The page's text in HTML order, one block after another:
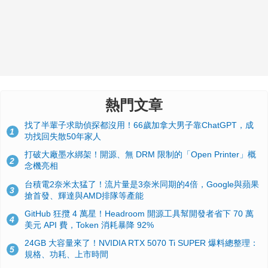
熱門文章
1
找了半輩子求助偵探都沒用！66歲加拿大男子靠ChatGPT，成
功找回失散50年家人
2
打破大廠墨水綁架！開源、無 DRM 限制的「Open Printer」概
念機亮相
3
台積電2奈米太猛了！流片量是3奈米同期的4倍，Google與蘋果
搶首發、輝達與AMD排隊等產能
4
GitHub 狂攬 4 萬星！Headroom 開源工具幫開發者省下 70 萬
美元 API 費，Token 消耗暴降 92%
5
24GB 大容量來了！NVIDIA RTX 5070 Ti SUPER 爆料總整理：
規格、功耗、上市時間